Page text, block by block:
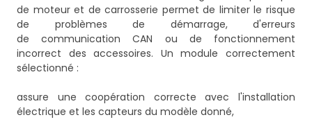
de moteur et de carrosserie permet de limiter le risque
de problèmes de démarrage, d'erreurs
de communication CAN ou de fonctionnement
incorrect des accessoires. Un module correctement
sélectionné :
assure une coopération correcte avec l'installation
électrique et les capteurs du modèle donné,